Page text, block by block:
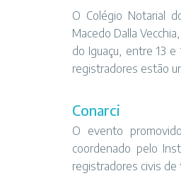
O Colégio Notarial
Macedo Dalla
do Iguaçu, entre 13
registradores estão
Conarci
O evento
coordenado pelo
registradores civis de